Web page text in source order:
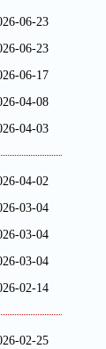
06-23
06-23
06-17
04-08
04-03
04-02
03-04
03-04
03-04
02-14
02-25